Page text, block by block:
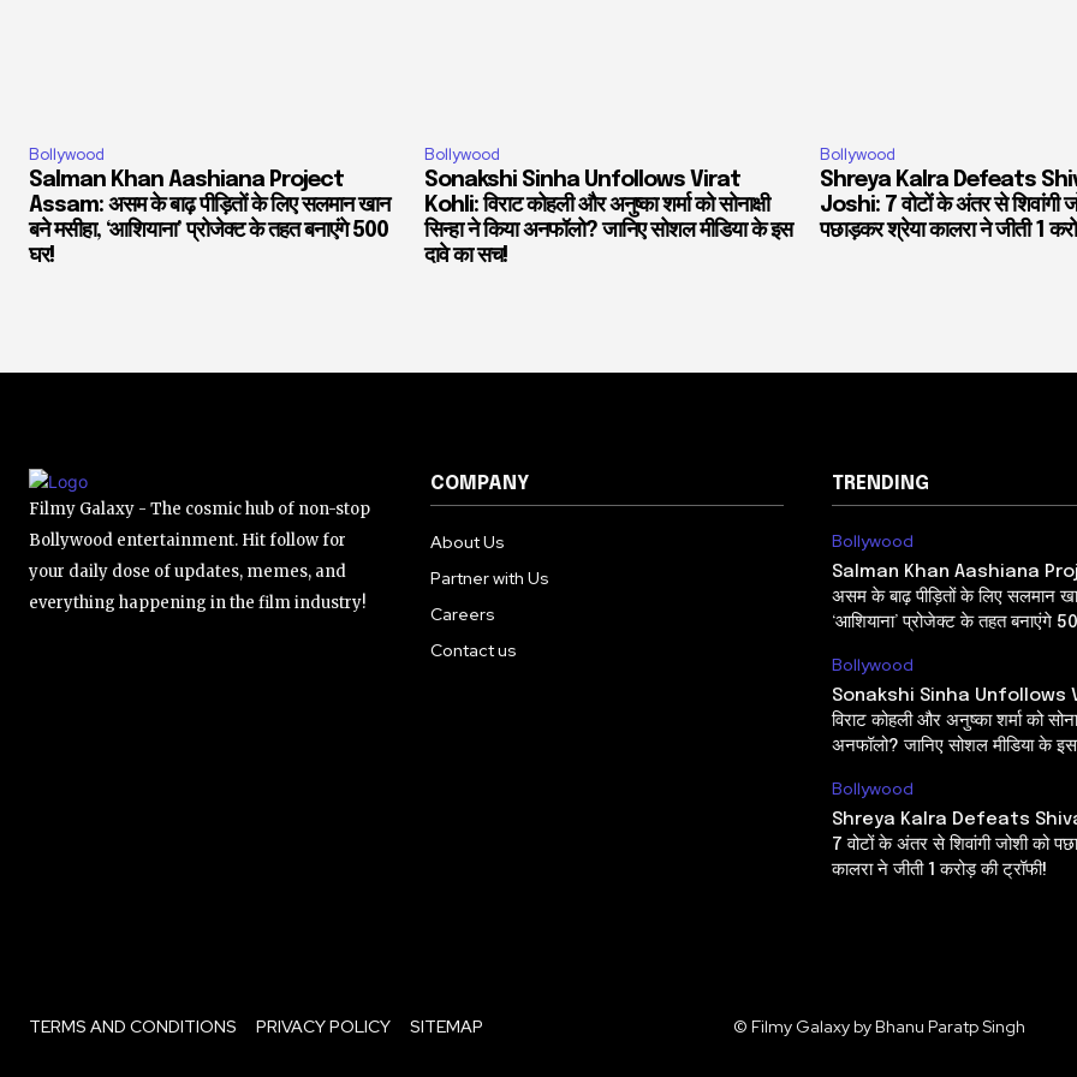
Bollywood
Salman Khan Aashiana Project
Assam: असम के बाढ़ पीड़ितों के लिए सलमान खान
बने मसीहा, ‘आशियाना’ प्रोजेक्ट के तहत बनाएंगे 500
घर!
Bollywood
Sonakshi Sinha Unfollows Virat
Kohli: विराट कोहली और अनुष्का शर्मा को सोनाक्षी
सिन्हा ने किया अनफॉलो? जानिए सोशल मीडिया के इस
दावे का सच!
Bollywood
Shreya Kalra Defeats
Joshi: 7 वोटों के अंतर से शिवांगी
पछाड़कर श्रेया कालरा ने जीती 1
Filmy Galaxy - The cosmic hub of non-stop
Bollywood entertainment. Hit follow for
your daily dose of updates, memes, and
everything happening in the film industry!
COMPANY
About Us
Partner with Us
Careers
Contact us
TRENDING
Bollywood
Salman Khan Aashiana
असम के बाढ़ पीड़ितों के लिए सलमान
‘आशियाना’ प्रोजेक्ट के तहत बनाएंगे
Bollywood
Sonakshi Sinha Unfollows
विराट कोहली और अनुष्का शर्मा को
अनफॉलो? जानिए सोशल मीडिया के
Bollywood
Shreya Kalra Defeats
7 वोटों के अंतर से शिवांगी जोशी को
कालरा ने जीती 1 करोड़ की ट्रॉफी!
TERMS AND CONDITIONS PRIVACY POLICY SITEMAP © Filmy Galaxy by Bhanu Paratp Singh